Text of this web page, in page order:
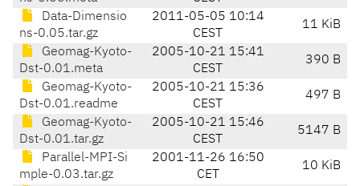
Data-Dimensio
ns-0.05.tar.gz
2011-05-05 10:14
CEST
11 KiB
Geomag-Kyoto-
Dst-0.01.meta
2005-10-21 15:41
CEST
390 B
Geomag-Kyoto-
Dst-0.01.readme
2005-10-21 15:36
CEST
497 B
Geomag-Kyoto-
Dst-0.01.tar.gz
2005-10-21 15:46
CEST
5147 B
Parallel-MPI-Si
mple-0.03.tar.gz
2001-11-26 16:50
CET
10 KiB